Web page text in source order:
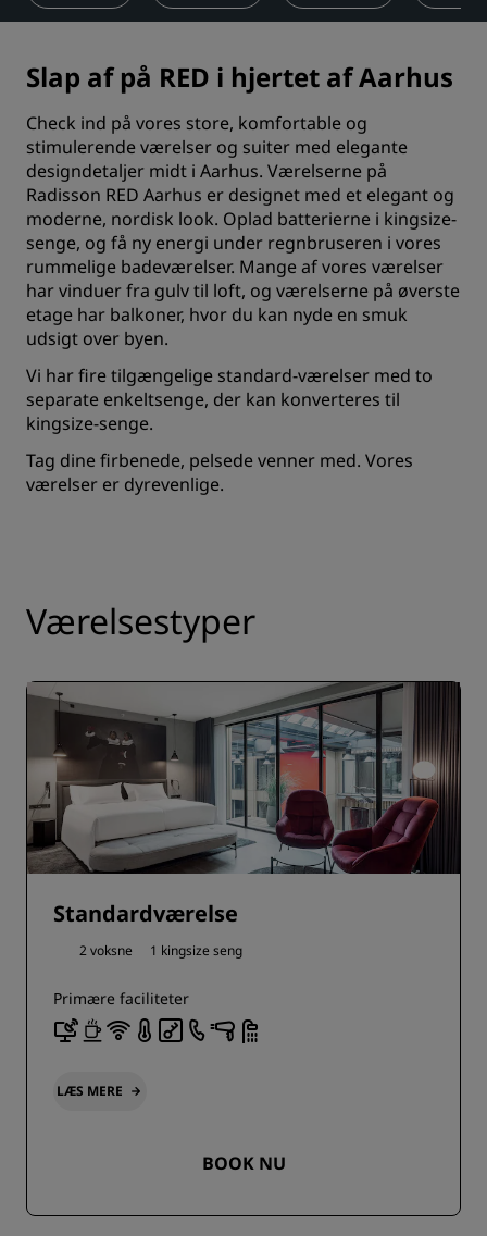
Slap af på RED i hjertet af Aarhus
Check ind på vores store, komfortable og
stimulerende værelser og suiter med elegante
designdetaljer midt i Aarhus. Værelserne på
Radisson RED Aarhus er designet med et elegant og
moderne, nordisk look. Oplad batterierne i kingsize-
senge, og få ny energi under regnbruseren i vores
rummelige badeværelser. Mange af vores værelser
har vinduer fra gulv til loft, og værelserne på øverste
etage har balkoner, hvor du kan nyde en smuk
udsigt over byen.
Vi har fire tilgængelige standard-værelser med to
separate enkeltsenge, der kan konverteres til
kingsize-senge.
Tag dine firbenede, pelsede venner med. Vores
værelser er dyrevenlige.
Værelsestyper
Standardværelse
2 voksne 1 kingsize seng
Primære faciliteter
LÆS MERE
BOOK NU